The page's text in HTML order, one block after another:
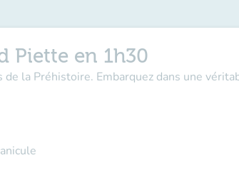
Piette en 1h30
la Préhistoire. Embarquez dans une